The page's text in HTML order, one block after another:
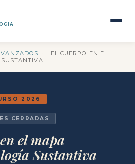
EL CUERPO EN EL
2026
CERRADAS
el mapa
Sustantiva